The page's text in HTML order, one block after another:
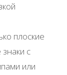
плоские
с
или